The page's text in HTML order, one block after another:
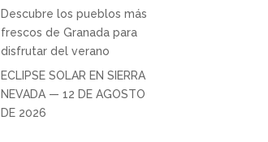
Descubre los pueblos más
frescos de Granada para
disfrutar del verano
ECLIPSE SOLAR EN SIERRA
NEVADA — 12 DE AGOSTO
DE 2026